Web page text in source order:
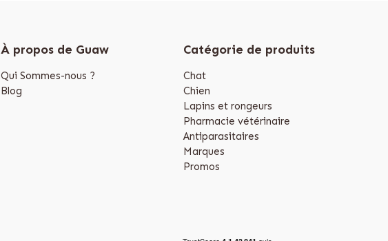
À propos de Guaw
Qui Sommes-nous ?
Blog
Catégorie de produits
Chat
Chien
Lapins et rongeurs
Pharmacie vétérinaire
Antiparasitaires
Marques
Promos